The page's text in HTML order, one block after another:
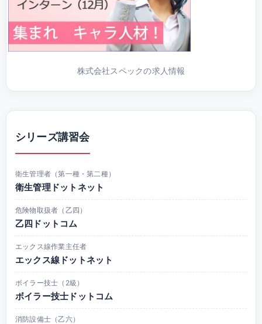
株式会社スペックの求人情報
シリーズ講習会
衛生管理者（第一種・第二種）
衛生管理ドットネット
危険物取扱者（乙四）
乙四ドットコム
エックス線作業主任者
エックス線ドットネット
ボイラー技士（2級）
ボイラー技士ドットコム
消防設備士（乙六）